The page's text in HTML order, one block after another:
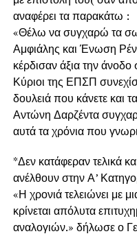
αναφέρει τα παρακάτω :
«Θέλω να συγχαρώ τα
Αμφιάλης και Ένωση
κέρδισαν άξια την άνοδο
Κύριοι της ΕΠΣΠ
δουλειά που κάνετε και
Αντώνη Δαρζέντα
αυτά τα χρόνια που
*Δεν κατάφεραν τελικά
ανέλθουν στην Α’
«Η χρονιά τελειώνει με
κρίνεται απόλυτα
αναλογιών.» δήλωσε ο